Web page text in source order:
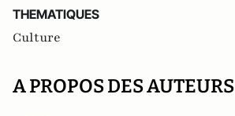
THEMATIQUES
Culture
A PROPOS DES AUTEURS